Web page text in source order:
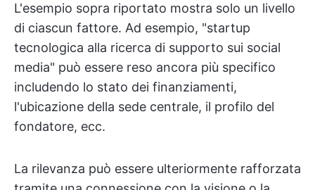
L'esempio sopra riportato mostra solo un livello
di ciascun fattore. Ad esempio, "startup
tecnologica alla ricerca di supporto sui social
media" può essere reso ancora più specifico
includendo lo stato dei finanziamenti,
l'ubicazione della sede centrale, il profilo del
fondatore, ecc.
La rilevanza può essere ulteriormente rafforzata